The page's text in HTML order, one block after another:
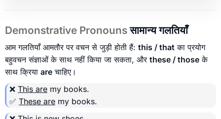
Demonstrative Pronounsसामान्य गलतियाँ
आम गलतियाँ आमतौर पर वचन से जुड़ी होती हैं: this / that का प्रयोग
बहुवचन संज्ञाओं के साथ नहीं किया जा सकता, और these / those के
साथ क्रिया are चाहिए।
❌ This are my books.
✅ These are my books.